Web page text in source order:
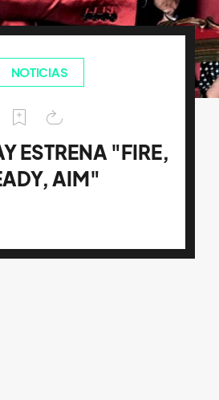
NOTICIAS
ESTRENA "FIRE,
AIM"